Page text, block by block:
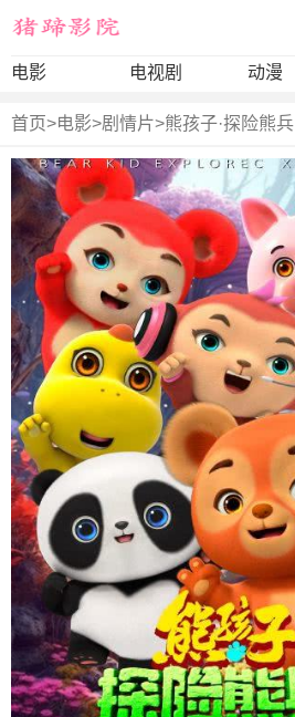
电影 电视剧 动漫
首页>电影>剧情片>熊孩子·探险熊兵